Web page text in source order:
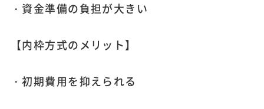
・資金準備の負担が大きい
【内枠方式のメリット】
・初期費用を抑えられる